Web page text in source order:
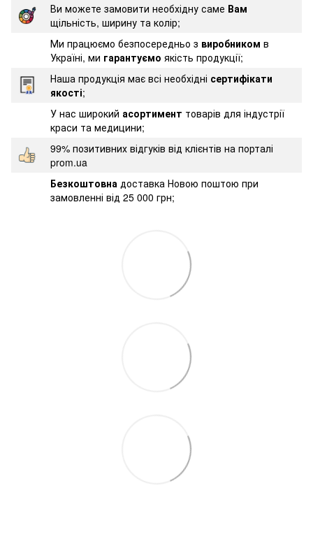
Ви можете замовити необхідну саме Вам
щільність, ширину та колір;
Ми працюємо безпосередньо з виробником в
Україні, ми гарантуємо якість продукції;
Наша продукція має всі необхідні сертифікати
якості;
У нас широкий асортимент товарів для індустрії
краси та медицини;
99% позитивних відгуків від клієнтів на порталі
prom.ua
Безкоштовна доставка Новою поштою при
замовленні від 25 000 грн;